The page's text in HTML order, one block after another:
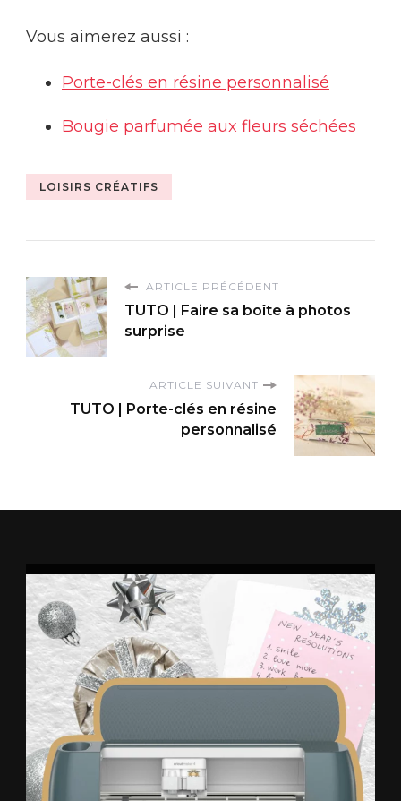
Vous aimerez aussi :
Porte-clés en résine personnalisé
Bougie parfumée aux fleurs séchées
LOISIRS CRÉATIFS
ARTICLE PRÉCÉDENT
TUTO | Faire sa boîte à photos
surprise
ARTICLE SUIVANT
TUTO | Porte-clés en résine
personnalisé